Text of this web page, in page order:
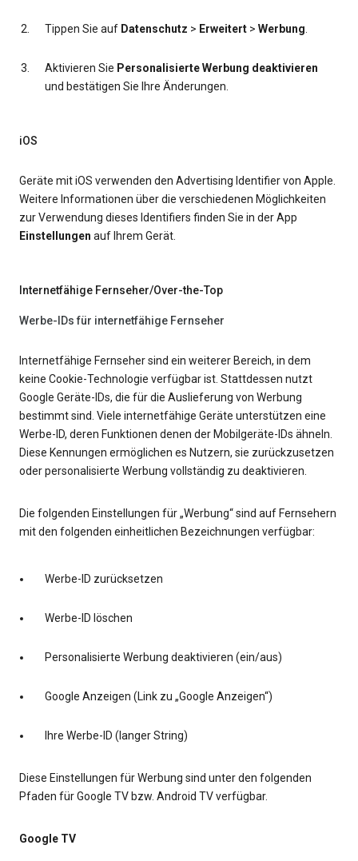
Tippen Sie auf Datenschutz > Erweitert > Werbung.
Aktivieren Sie Personalisierte Werbung deaktivieren
und bestätigen Sie Ihre Änderungen.
iOS
Geräte mit iOS verwenden den Advertising Identifier von Apple.
Weitere Informationen über die verschiedenen Möglichkeiten
zur Verwendung dieses Identifiers finden Sie in der App
Einstellungen auf Ihrem Gerät.
Internetfähige Fernseher/Over-the-Top
Werbe-IDs für internetfähige Fernseher
Internetfähige Fernseher sind ein weiterer Bereich, in dem
keine Cookie-Technologie verfügbar ist. Stattdessen nutzt
Google Geräte-IDs, die für die Auslieferung von Werbung
bestimmt sind. Viele internetfähige Geräte unterstützen eine
Werbe-ID, deren Funktionen denen der Mobilgeräte-IDs ähneln.
Diese Kennungen ermöglichen es Nutzern, sie zurückzusetzen
oder personalisierte Werbung vollständig zu deaktivieren.
Die folgenden Einstellungen für „Werbung“ sind auf Fernsehern
mit den folgenden einheitlichen Bezeichnungen verfügbar:
Werbe-ID zurücksetzen
Werbe-ID löschen
Personalisierte Werbung deaktivieren (ein/aus)
Google Anzeigen (Link zu „Google Anzeigen“)
Ihre Werbe-ID (langer String)
Diese Einstellungen für Werbung sind unter den folgenden
Pfaden für Google TV bzw. Android TV verfügbar.
Google TV